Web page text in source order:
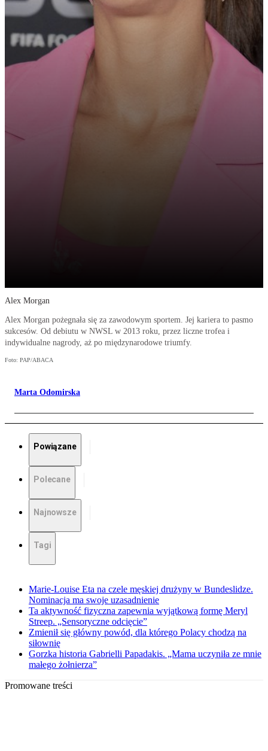
Alex Morgan
Alex Morgan pożegnała się za zawodowym sportem. Jej kariera to pasmo
sukcesów. Od debiutu w NWSL w 2013 roku, przez liczne trofea i
indywidualne nagrody, aż po międzynarodowe triumfy.
Foto: PAP/ABACA
Marta Odomirska
Powiązane
Polecane
Najnowsze
Tagi
Marie-Louise Eta na czele męskiej drużyny w Bundeslidze.
Nominacja ma swoje uzasadnienie
Ta aktywność fizyczna zapewnia wyjątkową formę Meryl
Streep. „Sensoryczne odcięcie”
Zmienił się główny powód, dla którego Polacy chodzą na
siłownię
Gorzka historia Gabrielli Papadakis. „Mama uczyniła ze mnie
małego żołnierza”
Promowane treści